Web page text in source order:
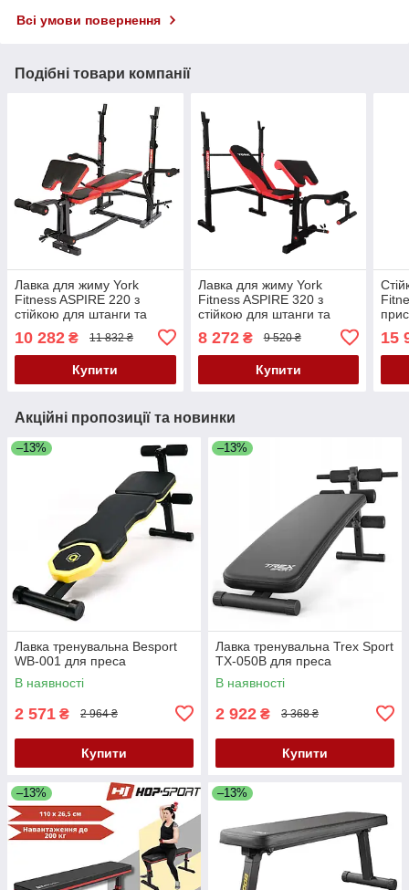
Всі умови повернення
Подібні товари компанії
Лавка для жиму York
Fitness ASPIRE 220 з
стійкою для штанги та
10 282 ₴ 11 832 ₴
Купити
Лавка для жиму York
Fitness ASPIRE 320 з
стійкою для штанги та
8 272₴ 9 520 ₴
Купити
15
Акційні пропозиції та новинки
–13%
Лавка тренувальна Besport
WB-001 для преса
В наявності
2 571 ₴ 2 964 ₴
Купити
–13%
Лавка тренувальна Trex Sport
TX-050B для преса
В наявності
2 922 ₴ 3 368 ₴
Купити
–13% –13%